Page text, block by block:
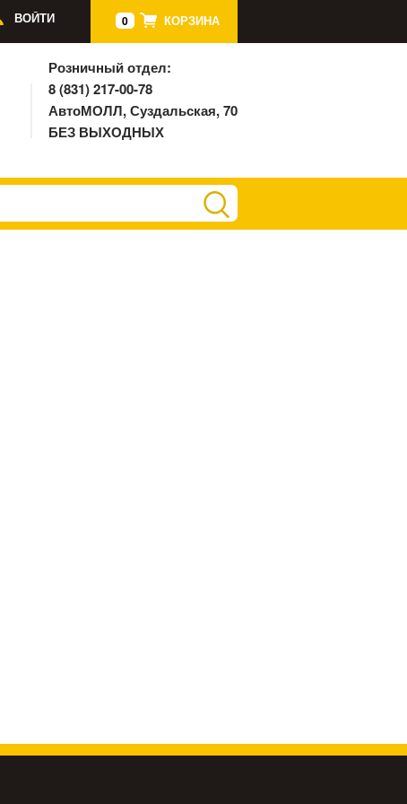
0 КОРЗИНА
ВОЙТИ
Розничный отдел:
8 (831) 217-00-78
АвтоМОЛЛ, Суздальская, 70
БЕЗ ВЫХОДНЫХ